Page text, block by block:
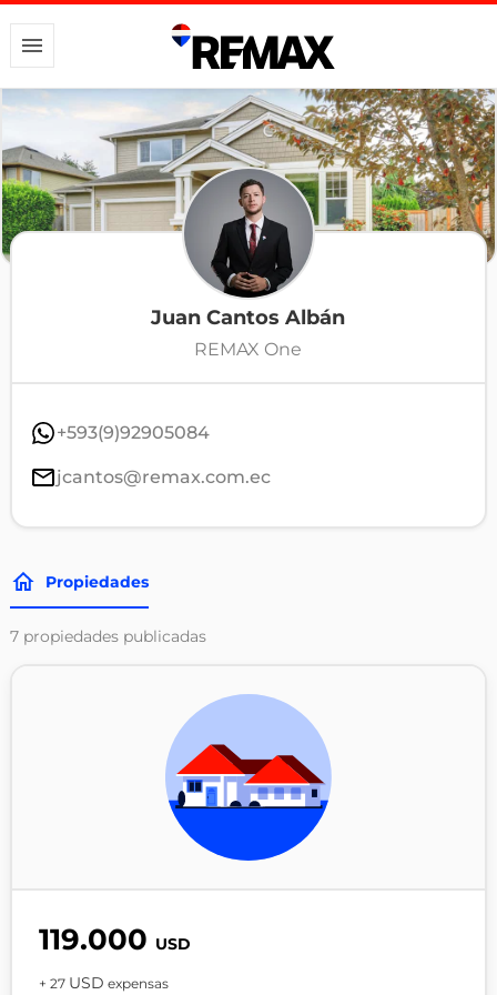
Juan Cantos Albán
REMAX One
+593(9)92905084
jcantos@remax.com.ec
Propiedades
7 propiedades publicadas
119.000 USD
+ 27 USD expensas